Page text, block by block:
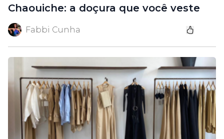
Chaouiche: a doçura que você veste
Fabbi Cunha